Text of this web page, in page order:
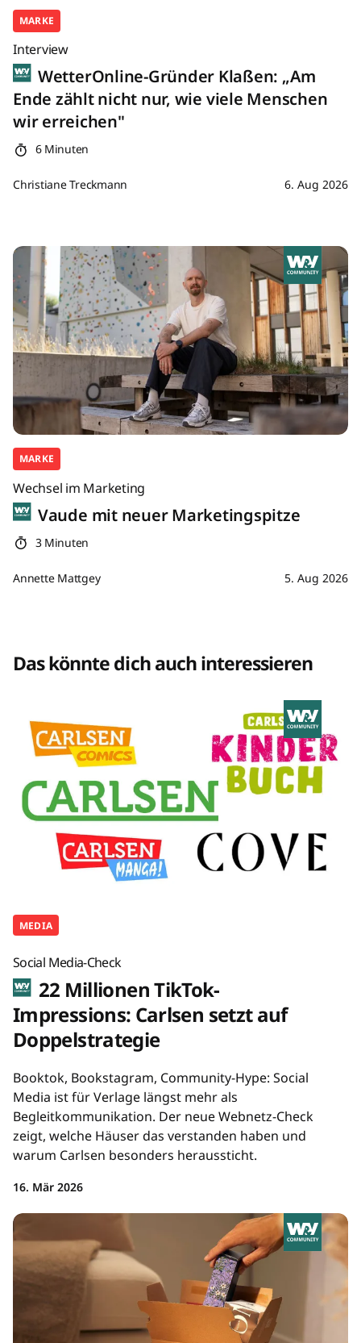
MARKE
Interview
WetterOnline-Gründer Klaßen: „Am
Ende zählt nicht nur, wie viele Menschen
wir erreichen"
6 Minuten
Christiane Treckmann 6. Aug 2026
MARKE
Wechsel im Marketing
Vaude mit neuer Marketingspitze
3 Minuten
Annette Mattgey 5. Aug 2026
Das könnte dich auch interessieren
MEDIA
Social Media-Check
22 Millionen TikTok-
Impressions: Carlsen setzt auf
Doppelstrategie
Booktok, Bookstagram, Community-Hype: Social
Media ist für Verlage längst mehr als
Begleitkommunikation. Der neue Webnetz-Check
zeigt, welche Häuser das verstanden haben und
warum Carlsen besonders heraussticht.
16. Mär 2026